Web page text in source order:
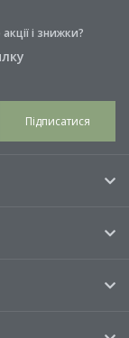
і знижки?
Підписатися